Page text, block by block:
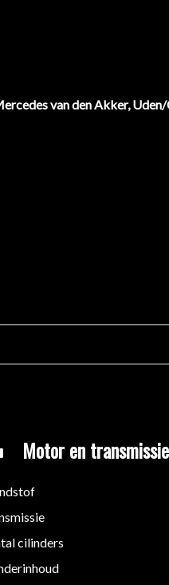
van den Akker,
Motor en transmissie
cilinders